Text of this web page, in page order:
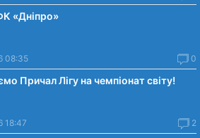
«Дніпро»
08:35 0
Причал Лігу на чемпіонат світу!
18:47 2